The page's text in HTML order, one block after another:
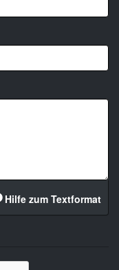
Hilfe zum Textformat